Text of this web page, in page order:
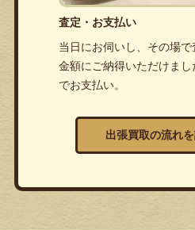
査定・お支払い
当日にお伺いし、その場
金額にご納得いただけま
でお支払い。
出張買取の流れ